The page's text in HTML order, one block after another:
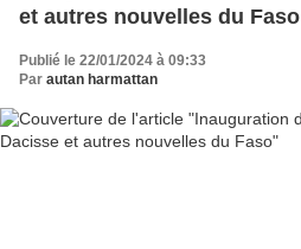
et autres nouvelles du Faso
Publié le 22/01/2024 à 09:33
Par autan harmattan